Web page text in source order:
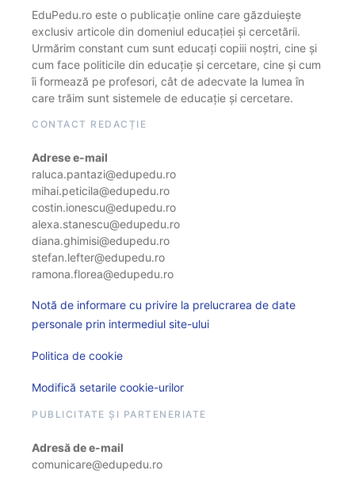
EduPedu.ro este o publicație online care găzduiește
exclusiv articole din domeniul educației și cercetării.
Urmărim constant cum sunt educați copiii noștri, cine și
cum face politicile din educație și cercetare, cine și cum
îi formează pe profesori, cât de adecvate la lumea în
care trăim sunt sistemele de educație și cercetare.
CONTACT REDACȚIE
Adrese e-mail
raluca.pantazi@edupedu.ro
mihai.peticila@edupedu.ro
costin.ionescu@edupedu.ro
alexa.stanescu@edupedu.ro
diana.ghimisi@edupedu.ro
stefan.lefter@edupedu.ro
ramona.florea@edupedu.ro
Notă de informare cu privire la prelucrarea de date
personale prin intermediul site-ului
Politica de cookie
Modifică setarile cookie-urilor
PUBLICITATE ȘI PARTENERIATE
Adresă de e-mail
comunicare@edupedu.ro